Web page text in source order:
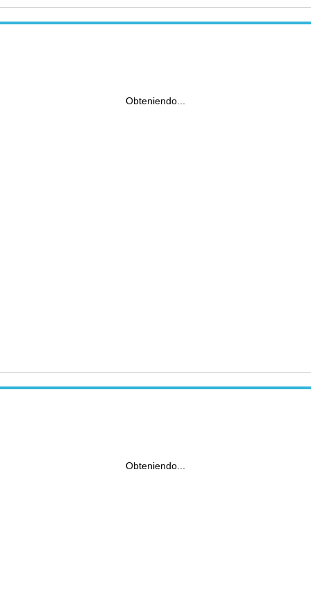
Obteniendo...
Obteniendo...